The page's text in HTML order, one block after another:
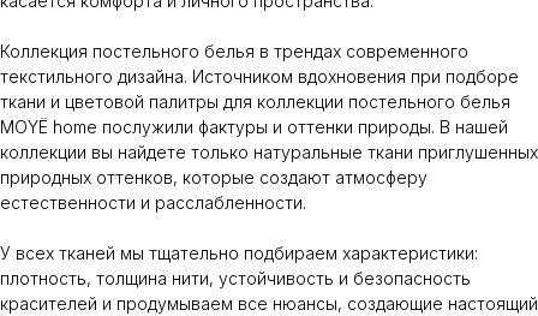
Коллекция постельного белья в трендах современного
текстильного дизайна. Источником вдохновения при подборе
ткани и цветовой палитры для коллекции постельного белья
MOYЁ home послужили фактуры и оттенки природы. В нашей
коллекции вы найдете только натуральные ткани приглушенных
природных оттенков, которые создают атмосферу
естественности и расслабленности.
У всех тканей мы тщательно подбираем характеристики:
плотность, толщина нити, устойчивость и безопасность
красителей и продумываем все нюансы, создающие настоящий